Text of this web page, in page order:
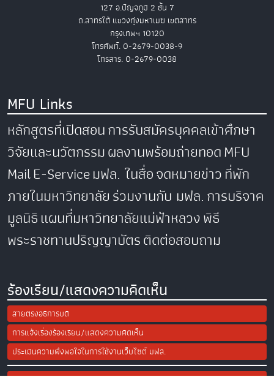
127 อ.ปัญจภูมิ 2 ชั้น 7
ถ.สาทรใต้ แขวงทุ่งมหาเมฆ เขตสาทร
กรุงเทพฯ 10120
โทรศัพท์. 0-2679-0038-9
โทรสาร. 0-2679-0038
MFU Links
หลักสูตรที่เปิดสอนการรับสมัครบุคคลเข้าศึกษา
วิจัยและนวัตกรรมผลงานพร้อมถ่ายทอดMFU
MailE-Serviceมฟล. ในสื่อจดหมายข่าวที่พัก
ภายในมหาวิทยาลัยร่วมงานกับ มฟล.การบริจาค
มูลนิธิแผนที่มหาวิทยาลัยแม่ฟ้าหลวงพิธี
พระราชทานปริญญาบัตรติดต่อสอบถาม
ร้องเรียน/แสดงความคิดเห็น
สายตรงอธิการบดี
การแจ้งเรื่องร้องเรียน/แสดงความคิดเห็น
ประเมินความพึงพอใจในการใช้งานเว็บไซต์ มฟล.